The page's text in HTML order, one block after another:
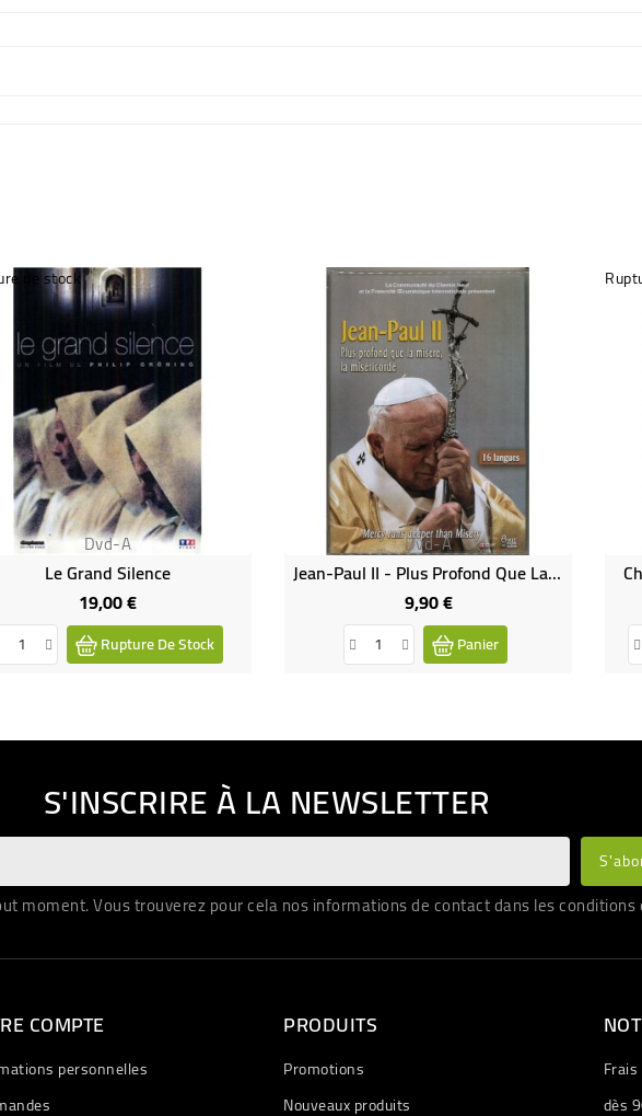
de stock
Dvd-A
Le Grand Silence
19,00 €Prix
Rupture De Stock
Dvd-A
Jean-Paul II - Plus Profond Que La Misère, La Miséricode
9,90 €Prix
Panier
S'INSCRIRE À LA NEWSLETTER
moment. Vous trouverez pour cela nos informations de contact dans les
COMPTE
personnelles
PRODUITS
Promotions
Nouveaux produits
dès